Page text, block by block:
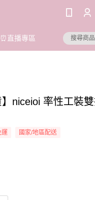
⏰直播專區
】niceioi 率性工裝
國家/地區配送